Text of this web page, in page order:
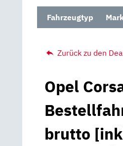
Fahrzeugtyp
Zurück zu den
Opel
brutto